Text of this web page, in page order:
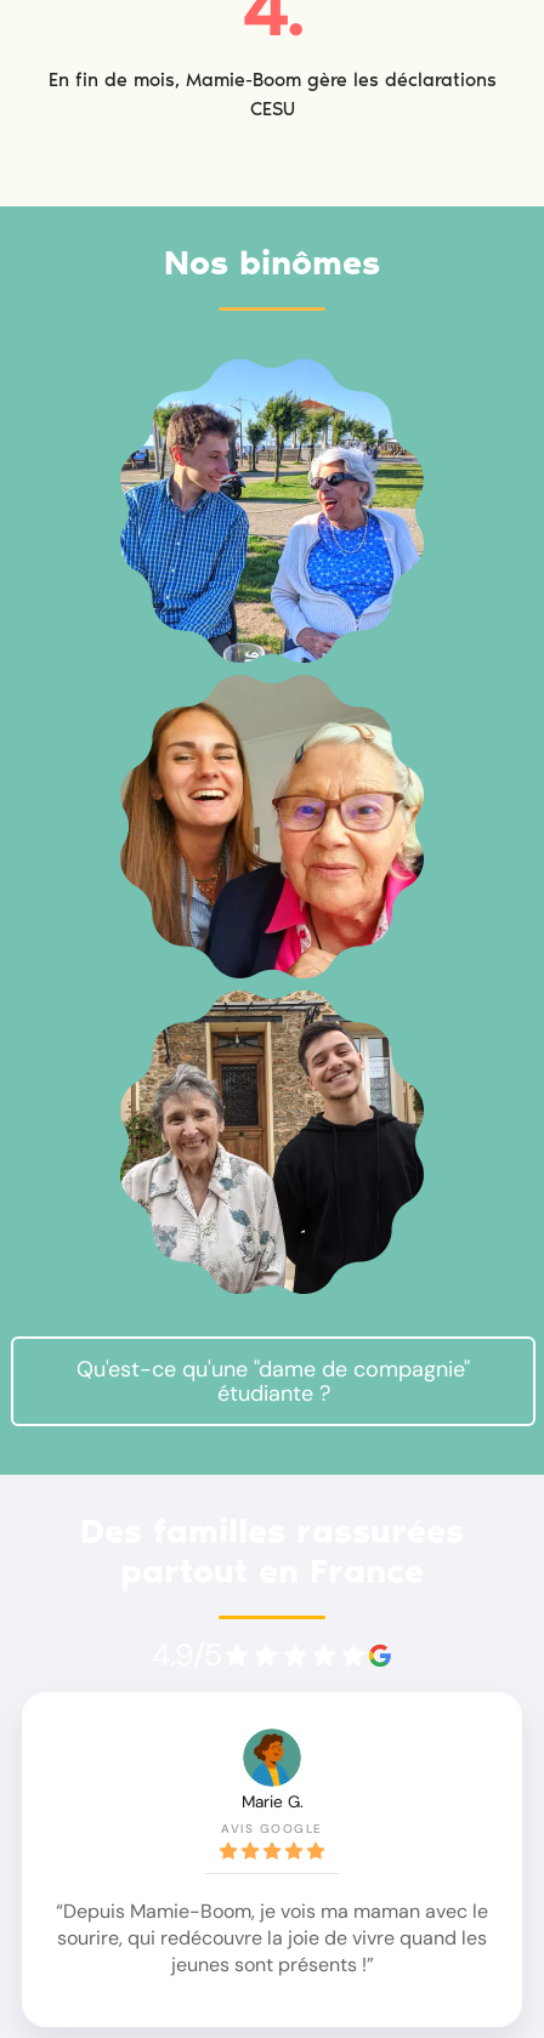
En fin de mois, Mamie-Boom gère les déclarations
CESU
Nos binômes
Qu'est-ce qu'une "dame de compagnie"
étudiante ?
Marie G.
AVIS GOOGLE
“Depuis Mamie-Boom, je vois ma maman avec le
sourire, qui redécouvre la joie de vivre quand les
jeunes sont présents !”